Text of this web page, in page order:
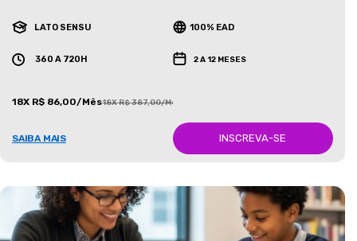
LATO SENSU 100% EAD
360 A 720H 2 A 12 MESES
18X R$ 86,00/Mês18X R$ 387,00/Mês
SAIBA MAIS INSCREVA-SE